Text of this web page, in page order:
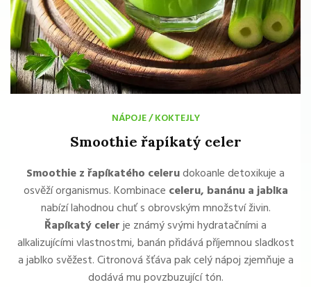
NÁPOJE/KOKTEJLY
Smoothie řapíkatý celer
Smoothie z řapíkatého celerudokoanle detoxikuje a
osvěží organismus. Kombinace celeru, banánu a jablka
nabízí lahodnou chuť s obrovským množství živin.
Řapíkatý celerje známý svými hydratačními a
alkalizujícími vlastnostmi, banán přidává příjemnou sladkost
a jablko svěžest. Citronová šťáva pak celý nápoj zjemňuje a
dodává mu povzbuzující tón.